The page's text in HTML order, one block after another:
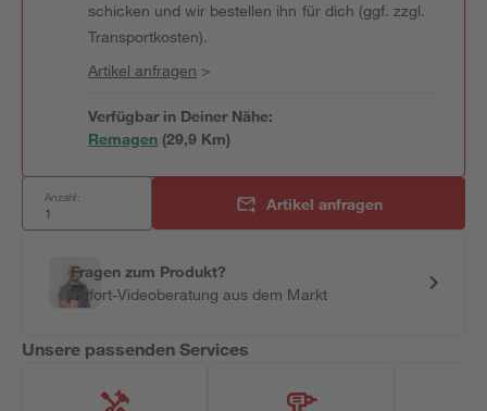
schicken und wir bestellen ihn für dich (ggf. zzgl.
Transportkosten).
Artikel anfragen >
Verfügbar in Deiner Nähe:
Remagen (29,9 Km)
Anzahl: Artikel anfragen
Fragen zum Produkt?
Sofort-Videoberatung aus dem Markt
Unsere passenden Services